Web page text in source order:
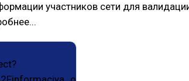
участников сети для